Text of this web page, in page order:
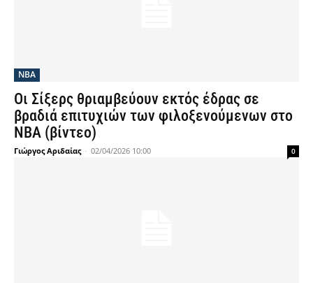
NBA
Οι Σίξερς θριαμβεύουν εκτός έδρας σε
βραδιά επιτυχιών των φιλοξενούμενων στο
ΝΒΑ (βίντεο)
Γιώργος Αριδαίας - 02/04/2026 10:00 0